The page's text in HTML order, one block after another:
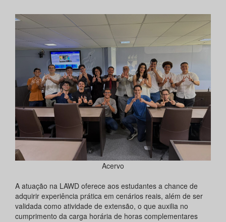
Acervo
A atuação na LAWD oferece aos estudantes a chance de
adquirir experiência prática em cenários reais, além de ser
validada como atividade de extensão, o que auxilia no
cumprimento da carga horária de horas complementares